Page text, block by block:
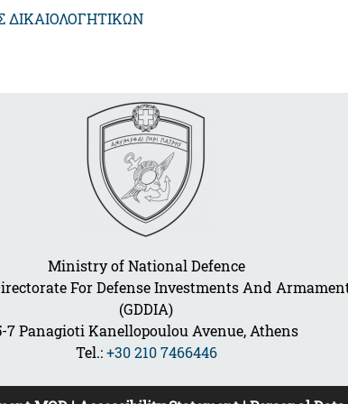
Ministry of National Defence
For Defense Investments And
(GDDIA)
7 Panagioti Kanellopoulou Avenue, Athens
Tel.:+30 210 7466446